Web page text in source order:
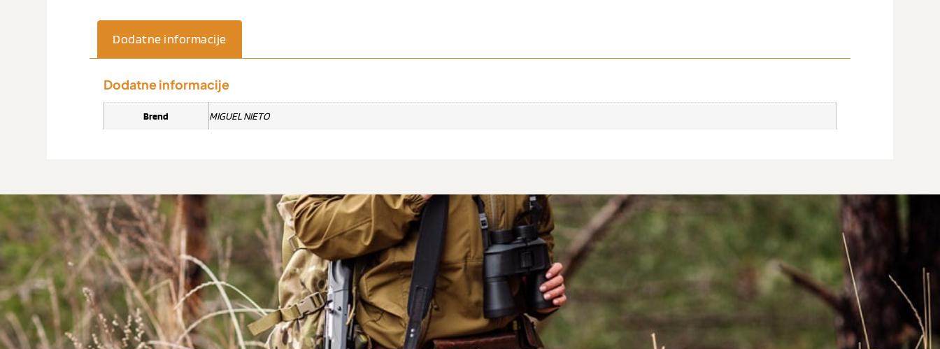
Dodatne informacije
Dodatne informacije
Brend MIGUEL NIETO